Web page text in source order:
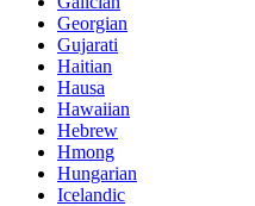
Georgian
Gujarati
Haitian
Hausa
Hawaiian
Hebrew
Hmong
Hungarian
Icelandic